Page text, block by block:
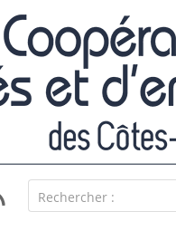
Rechercher :